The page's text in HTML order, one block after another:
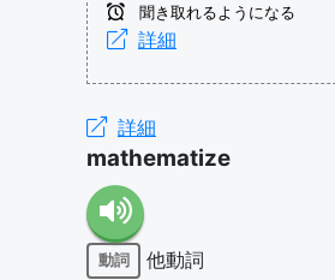
聞き取れるようになる
詳細
詳細
mathematize
動詞
他動詞